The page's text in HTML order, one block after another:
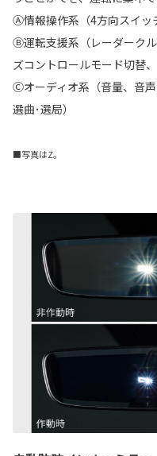
Ⓐ情報操作系（4方向スイッ
Ⓑ運転支援系（レーダーク
ズコントロールモード切替
Ⓒオーディオ系（音量、音声
選曲･選局）
■写真はZ。